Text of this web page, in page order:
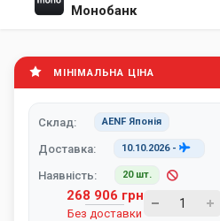
Монобанк
МІНІМАЛЬНА ЦІНА
Склад: AENF Японія
Доставка: 10.10.2026-
Наявність: 20 шт.
268 906 грн
Без доставки